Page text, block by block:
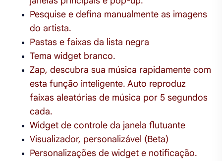
Pesquise e defina manualmente as imagens
do artista.
Pastas e faixas da lista negra
Tema widget branco.
Zap, descubra sua música rapidamente com
esta função inteligente. Auto reproduz
faixas aleatórias de música por 5 segundos
cada.
Widget de controle da janela flutuante
Visualizador, personalizável (Beta)
Personalizações de widget e notificação.